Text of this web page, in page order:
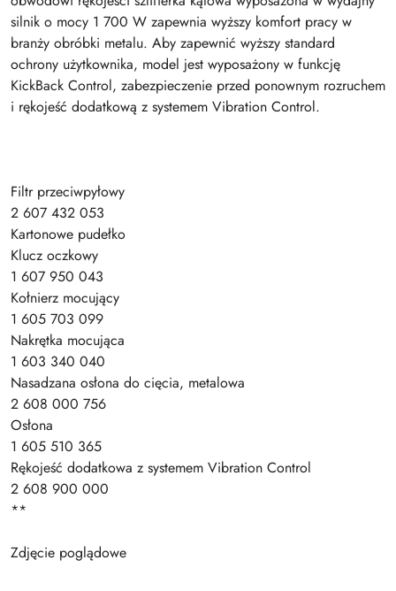
silnik o mocy 1 700 W zapewnia wyższy komfort pracy w
branży obróbki metalu. Aby zapewnić wyższy standard
ochrony użytkownika, model jest wyposażony w funkcję
KickBack Control, zabezpieczenie przed ponownym rozruchem
i rękojeść dodatkową z systemem Vibration Control.
Filtr przeciwpyłowy
2 607 432 053
Kartonowe pudełko
Klucz oczkowy
1 607 950 043
Kołnierz mocujący
1 605 703 099
Nakrętka mocująca
1 603 340 040
Nasadzana osłona do cięcia, metalowa
2 608 000 756
Osłona
1 605 510 365
Rękojeść dodatkowa z systemem Vibration Control
2 608 900 000
**
Zdjęcie poglądowe